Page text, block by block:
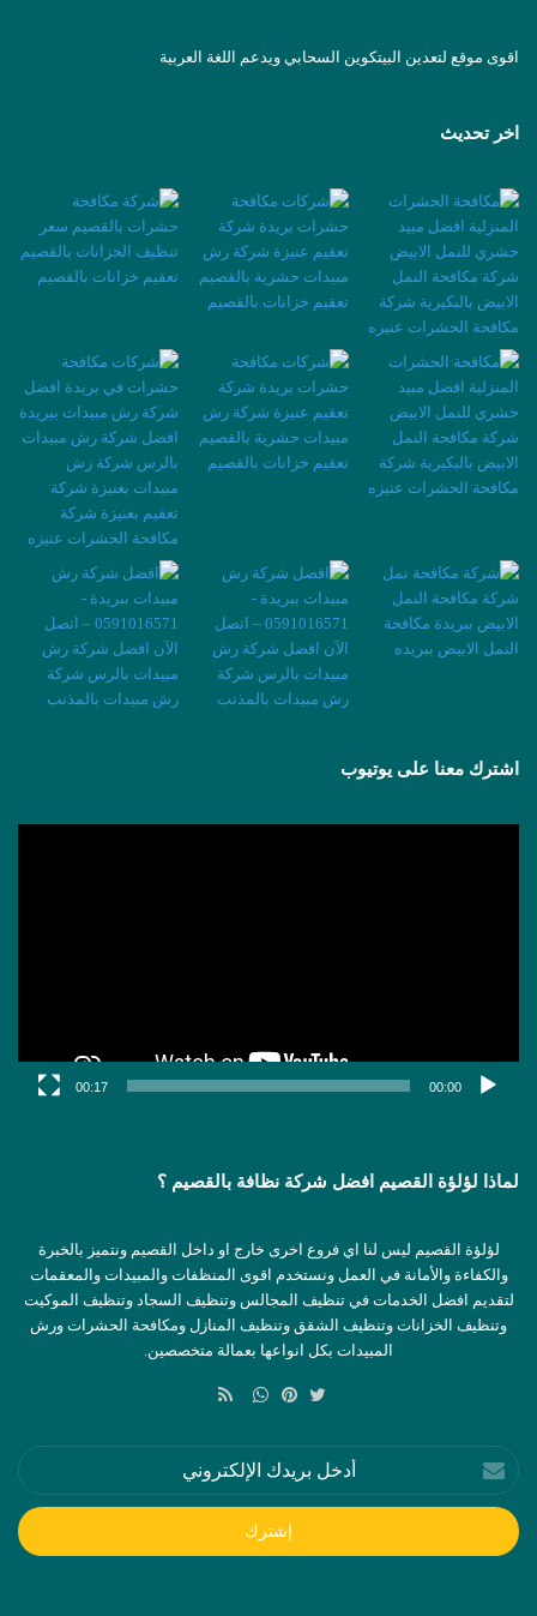
اقوى موقع لتعدين البيتكوين السحابي ويدعم اللغة العربية
اخر تحديث
اشترك معنا على يوتيوب
00:00
00:17
لماذا لؤلؤة القصيم افضل شركة نظافة بالقصيم ؟
لؤلؤة القصيم ليس لنا اي فروع اخرى خارج او داخل القصيم ونتميز بالخبرة
والكفاءة والأمانة في العمل ونستخدم اقوى المنظفات والمبيدات والمعقمات
لتقديم افضل الخدمات في تنظيف المجالس وتنظيف السجاد وتنظيف الموكيت
وتنظيف الخزانات وتنظيف الشقق وتنظيف المنازل ومكافحة الحشرات ورش
المبيدات بكل انواعها بعمالة متخصصين.
RSS
أدخل
بريدك
الإلكتروني